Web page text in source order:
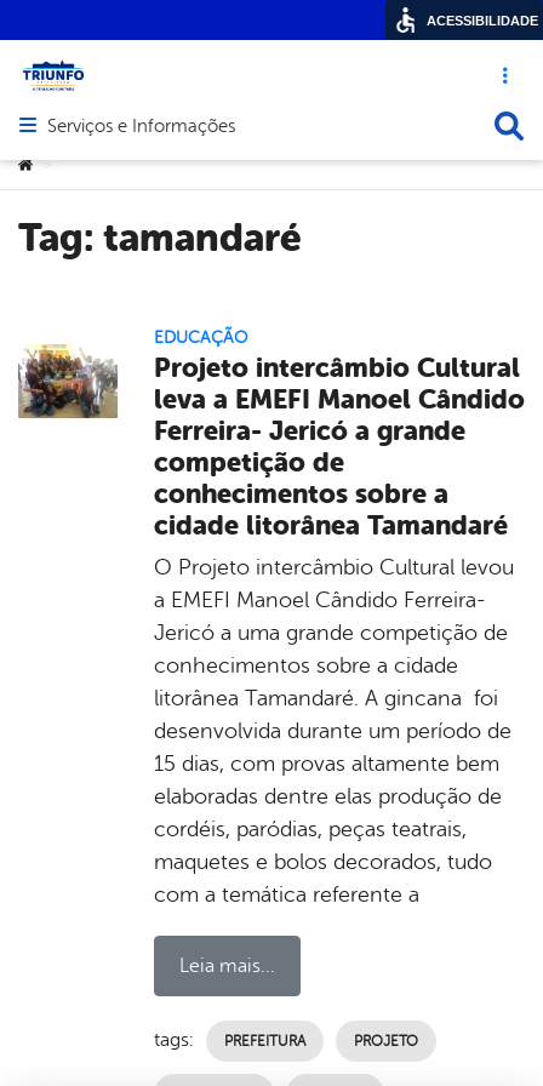
Acesso
Abrir menu principal de navegação
Serviços e Informações
Você está aqui:
>
Tag: tamandaré
EDUCAÇÃO
Projeto intercâmbio Cultural
leva a EMEFI Manoel Cândido
Ferreira- Jericó a grande
competição de
conhecimentos sobre a
cidade litorânea Tamandaré
O Projeto intercâmbio Cultural levou
a EMEFI Manoel Cândido Ferreira-
Jericó a uma grande competição de
conhecimentos sobre a cidade
litorânea Tamandaré. A gincana foi
desenvolvida durante um período de
15 dias, com provas altamente bem
elaboradas dentre elas produção de
cordéis, paródias, peças teatrais,
maquetes e bolos decorados, tudo
com a temática referente a
Leia mais...
tags: PREFEITURA PROJETO
ACESSIBILIDADE